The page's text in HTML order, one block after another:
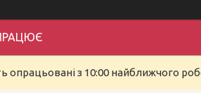
з 10:00 найближчого